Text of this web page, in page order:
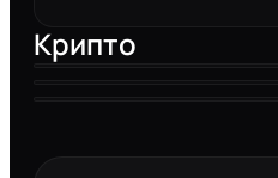
Крипто